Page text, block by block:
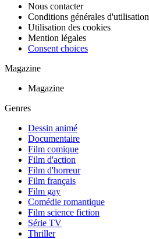
Nous contacter
Conditions générales d'utilisation
Utilisation des cookies
Mention légales
Consent choices
Magazine
Magazine
Genres
Dessin animé
Documentaire
Film comique
Film d'action
Film d'horreur
Film français
Film gay
Comédie romantique
Film science fiction
Série TV
Thriller